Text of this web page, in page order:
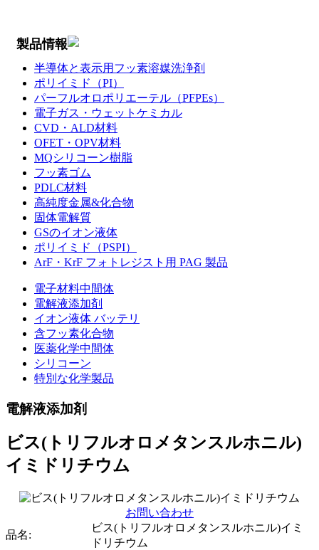
製品情報
半導体と表示用フッ素溶媒洗浄剤
ポリイミド（PI）
パーフルオロポリエーテル（PFPEs）
電子ガス・ウェットケミカル
CVD・ALD材料
OFET・OPV材料
MQシリコーン樹脂
フッ素ゴム
PDLC材料
高純度金属&化合物
固体電解質
GSのイオン液体
ポリイミド（PSPI）
ArF・KrF フォトレジスト用 PAG 製品
電子材料中間体
電解液添加剤
イオン液体 バッテリ
含フッ素化合物
医薬化学中間体
シリコーン
特別な化学製品
電解液添加剤
ビス(トリフルオロメタンスルホニル)
イミドリチウム
お問い合わせ
品名:
ビス(トリフルオロメタンスルホニル)イミ
ドリチウム